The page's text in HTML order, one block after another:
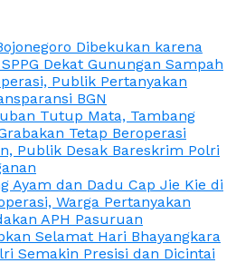
Dibekukan karena
Dekat Gunungan Sampah
Publik Pertanyakan
BGN
Tutup Mata, Tambang
Tetap Beroperasi
Publik Desak Bareskrim Polri
Ayam dan Dadu Cap Jie Kie di
Warga Pertanyakan
APH Pasuruan
Selamat Hari Bhayangkara
Semakin Presisi dan Dicintai